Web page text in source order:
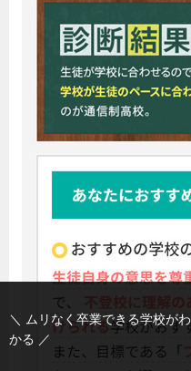
＼ ムリなく卒業できる学校がわ
かる ／